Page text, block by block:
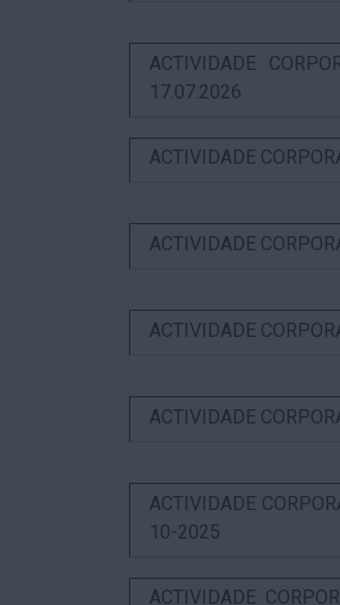
ACTIVIDADE
17.07.2026
ACTIVIDADE
ACTIVIDADE
ACTIVIDADE
ACTIVIDADE
ACTIVIDADE
10-2025
ACTIVIDADE